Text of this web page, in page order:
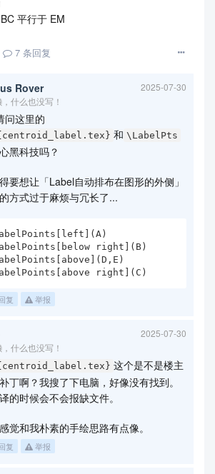
平行于 EM
7 条回复
Rover
2025-07-30
什么也没写！
问这里的
和 \LabelPts
黑科技吗？
要想让「Label自动排布在图形的外侧」
方式过于麻烦与冗长了...
right](B)
right](C)
复 举报
2025-07-30
什么也没写！
这个是不是楼主
丁啊？我搜了下电脑，好像没有找到。
的时候会不会报缺文件。
觉和我朴素的手绘思路有点像。
复 举报